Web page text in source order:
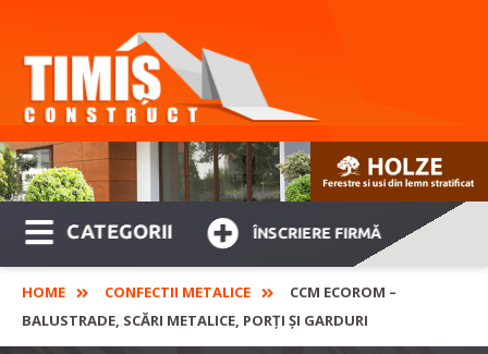
CATEGORII ÎNSCRIERE FIRMĂ
HOME CONFECTII METALICE
CCM ECOROM –
BALUSTRADE, SCĂRI METALICE, PORȚI ȘI GARDURI